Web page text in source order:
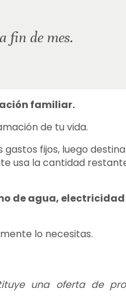
fin de mes.
familiar.
de tu vida.
fijos, luego
usa la cantidad
de agua, electricidad
lo necesitas.
una oferta de